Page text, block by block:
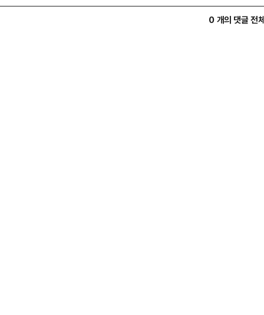
0 개의 댓글 전